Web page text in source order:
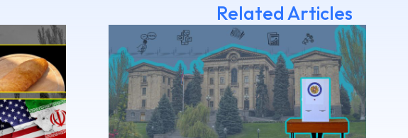
Related Articles